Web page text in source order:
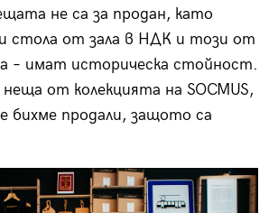
не са за продан, като
стола от зала в НДК и този от
– имат историческа стойност.
от колекцията на SOCMUS,
бихме продали, защото са